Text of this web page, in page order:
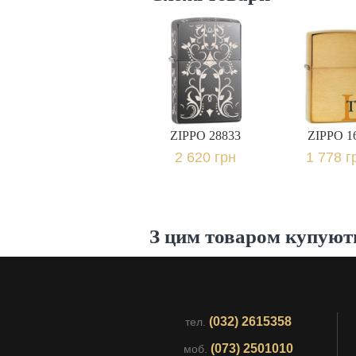
ZIPPO 28833
2 620 грн.
ZIPPO 28833
2 620 грн
ZIPPO
1 778
ZIPPO
1 778
З цим товаром
тел. (032) 2615358
моб. (073) 2501010